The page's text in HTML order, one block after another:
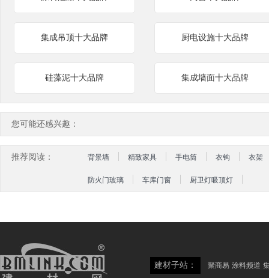
集成吊顶十大品牌 厨电设施十大品牌
硅藻泥十大品牌 集成墙面十大品牌
您可能还感兴趣：
推荐阅读： 背景墙 精致家具 手电筒 衣钩 衣架
防火门玻璃 车库门窗 厨卫灯吸顶灯
建材子站： 聚商易 涂料频道